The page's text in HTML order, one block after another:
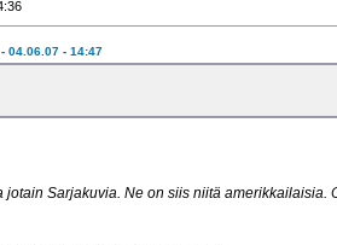
04.06.07 - 14:47
Sarjakuvia. Ne on siis niitä amerikkailaisia.